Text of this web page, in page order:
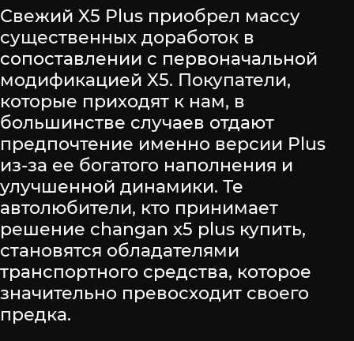
Свежий X5 Plus приобрел массу
существенных доработок в
сопоставлении с первоначальной
модификацией X5. Покупатели,
которые приходят к нам, в
большинстве случаев отдают
предпочтение именно версии Plus
из-за ее богатого наполнения и
улучшенной динамики. Те
автолюбители, кто принимает
решение changan x5 plus купить,
становятся обладателями
транспортного средства, которое
значительно превосходит своего
предка.